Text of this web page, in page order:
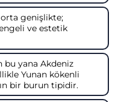
genişlikte;
ve estetik
bu yana Akdeniz
Yunan kökenli
bir burun tipidir.